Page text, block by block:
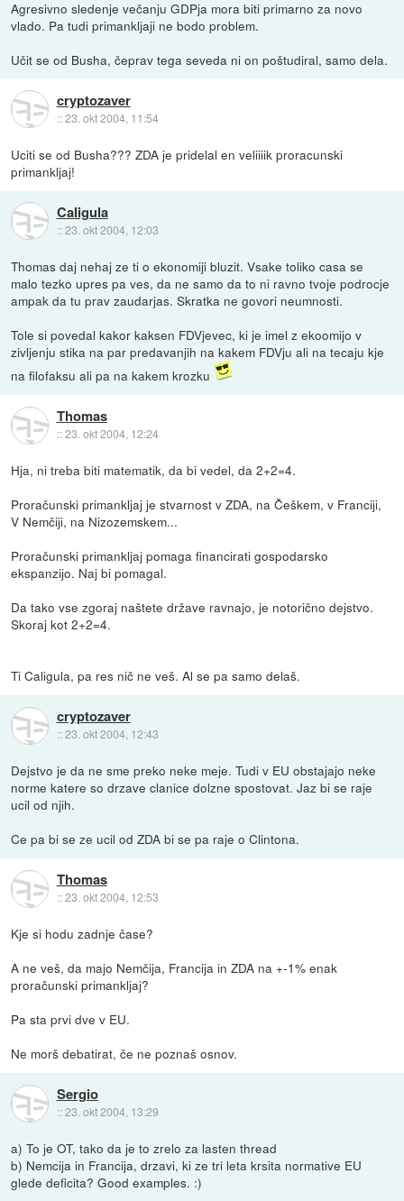
Agresivno sledenje večanju GDPja mora biti primarno za novo
vlado. Pa tudi primankljaji ne bodo problem.
Učit se od Busha, čeprav tega seveda ni on poštudiral, samo dela.
cryptozaver
::23. okt 2004, 11:54
Uciti se od Busha??? ZDA je pridelal en veliiiik proracunski
primankljaj!
Caligula
::23. okt 2004, 12:03
Thomas daj nehaj ze ti o ekonomiji bluzit. Vsake toliko casa se
malo tezko upres pa ves, da ne samo da to ni ravno tvoje podrocje
ampak da tu prav zaudarjas. Skratka ne govori neumnosti.
Tole si povedal kakor kaksen FDVjevec, ki je imel z ekoomijo v
zivljenju stika na par predavanjih na kakem FDVju ali na tecaju kje
na filofaksu ali pa na kakem krozku
Thomas
::23. okt 2004, 12:24
Hja, ni treba biti matematik, da bi vedel, da 2+2=4.
Proračunski primankljaj je stvarnost v ZDA, na Češkem, v Franciji,
V Nemčiji, na Nizozemskem...
Proračunski primankljaj pomaga financirati gospodarsko
ekspanzijo. Naj bi pomagal.
Da tako vse zgoraj naštete države ravnajo, je notorično dejstvo.
Skoraj kot 2+2=4.
Ti Caligula, pa res nič ne veš. Al se pa samo delaš.
cryptozaver
::23. okt 2004, 12:43
Dejstvo je da ne sme preko neke meje. Tudi v EU obstajajo neke
norme katere so drzave clanice dolzne spostovat. Jaz bi se raje
ucil od njih.
Ce pa bi se ze ucil od ZDA bi se pa raje o Clintona.
Thomas
::23. okt 2004, 12:53
Kje si hodu zadnje čase?
A ne veš, da majo Nemčija, Francija in ZDA na +-1% enak
proračunski primankljaj?
Pa sta prvi dve v EU.
Ne morš debatirat, če ne poznaš osnov.
Sergio
::23. okt 2004, 13:29
a) To je OT, tako da je to zrelo za lasten thread
b) Nemcija in Francija, drzavi, ki ze tri leta krsita normative EU
glede deficita? Good examples. :)